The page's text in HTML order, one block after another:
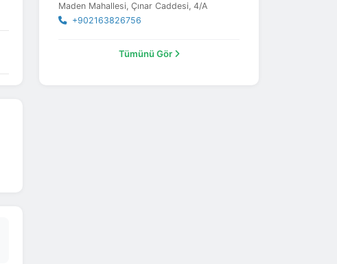
Maden Mahallesi, Çınar Caddesi, 4/A
+902163826756
Tümünü Gör